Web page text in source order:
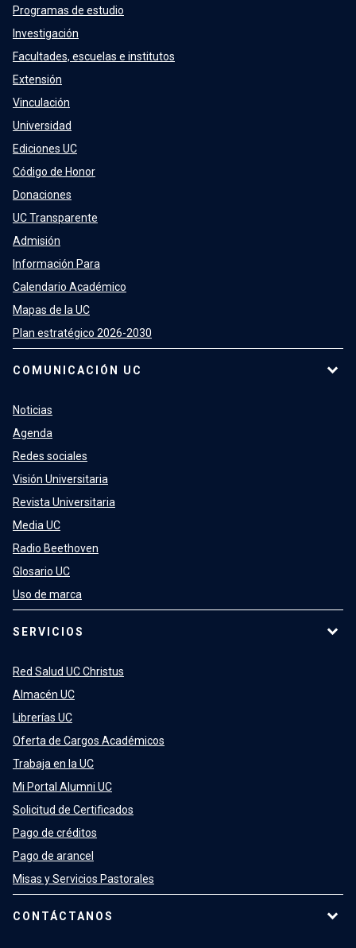
Programas de estudio
Investigación
Facultades, escuelas e institutos
Extensión
Vinculación
Universidad
Ediciones UC
Código de Honor
Donaciones
UC Transparente
Admisión
Información Para
Calendario Académico
Mapas de la UC
Plan estratégico 2026-2030
COMUNICACIÓN UC
Noticias
Agenda
Redes sociales
Visión Universitaria
Revista Universitaria
Media UC
Radio Beethoven
Glosario UC
Uso de marca
SERVICIOS
Red Salud UC Christus
Almacén UC
Librerías UC
Oferta de Cargos Académicos
Trabaja en la UC
Mi Portal Alumni UC
Solicitud de Certificados
Pago de créditos
Pago de arancel
Misas y Servicios Pastorales
CONTÁCTANOS